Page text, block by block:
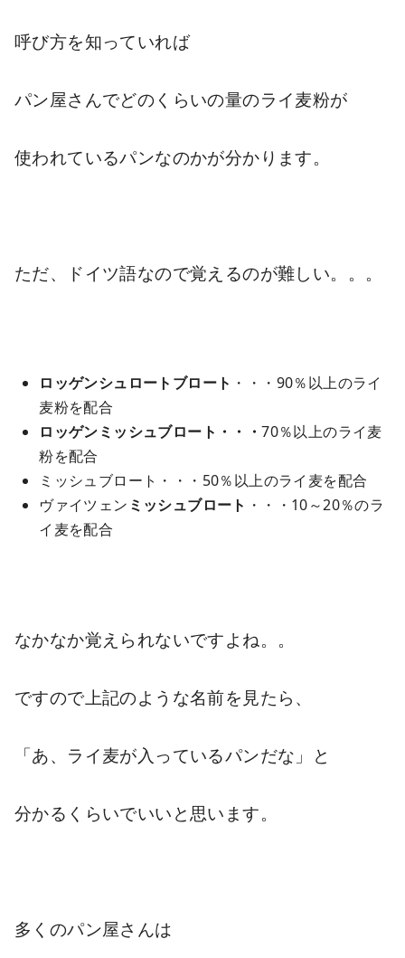
呼び方を知っていれば
パン屋さんでどのくらいの量のライ麦粉が
使われているパンなのかが分かります。
ただ、ドイツ語なので覚えるのが難しい。。。
ロッゲンシュロートブロート ・・・90％以上のライ
麦粉を配合
ロッゲンミッシュブロート・・・70％以上のライ麦
粉を配合
ミッシュブロート ・・・50％以上のライ麦を配合
ヴァイツェン ミッシュブロート ・・・10～20％のラ
イ麦を配合
なかなか覚えられないですよね。。
ですので上記のような名前を見たら、
「あ、ライ麦が入っているパンだな」と
分かるくらいでいいと思います。
多くのパン屋さんは